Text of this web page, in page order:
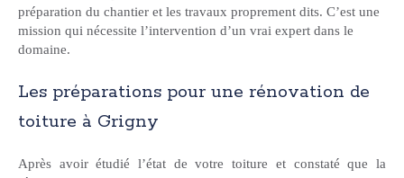
préparation du chantier et les travaux proprement dits. C’est une
mission qui nécessite l’intervention d’un vrai expert dans le
domaine.
Les préparations pour une rénovation de
toiture à Grigny
Après avoir étudié l’état de votre toiture et constaté que la